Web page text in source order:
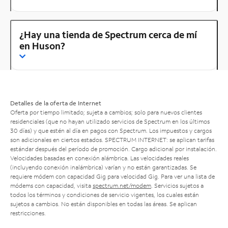
¿Hay una tienda de Spectrum cerca de mí
en Huson?
Detalles de la oferta de Internet
Oferta por tiempo limitado; sujeta a cambios; solo para nuevos clientes
residenciales (que no hayan utilizado servicios de Spectrum en los últimos
30 días) y que estén al día en pagos con Spectrum. Los impuestos y cargos
son adicionales en ciertos estados. SPECTRUM INTERNET: se aplican tarifas
estándar después del período de promoción. Cargo adicional por instalación.
Velocidades basadas en conexión alámbrica. Las velocidades reales
(incluyendo conexión inalámbrica) varían y no están garantizadas. Se
requiere módem con capacidad Gig para velocidad Gig. Para ver una lista de
módems con capacidad, visita spectrum.net/modem . Servicios sujetos a
todos los términos y condiciones de servicio vigentes, los cuales están
sujetos a cambios. No están disponibles en todas las áreas. Se aplican
restricciones.